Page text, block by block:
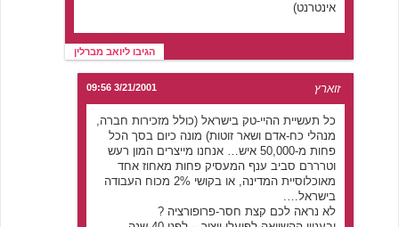
אינטרנט)
הגיבו ליואב מברלין
זוארץ 3/21/2001 09:56
כל תעשיית ההיי-טק בישראל (כולל מזכירות חברה,
מנהלי כח-אדם ושאר זוטות) מונה כיום בסך הכל
פחות מ-50,000 איש… אנחנו מייצרים המון רעש
וטרררם סביב ענף המעסיק פחות מאחוז אחד
מאוכלוסיית המדינה, או בקושי 2% מכוח העבודה
בישראל….
לא נראה לכם קצת חסר-פרופורציה ?